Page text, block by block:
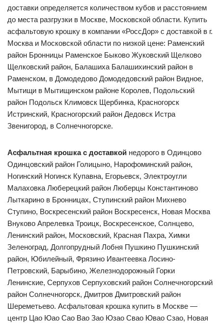
доставки определяется количеством кубов и расстоянием
до места разгрузки в Москве, Московской области. Купить
асфальтовую крошку в компании «РоссДор» с доставкой в г.
Москва и Московской области по низкой цене: Раменский
район Бронницы Раменское Быково Жуковский Щелково
Щелковский район, Балашиха Балашихинский район в
Раменском, в Домодедово Домодедовский район Видное,
Мытищи в Мытищинском районе Королев, Подольский
район Подольск Климовск Щербинка, Красногорск
Истринский, Красногорский район Дедовск Истра
Звенигород, в Солнечногорске.
Асфальтная крошка с доставкой недорого в Одинцово
Одинцовский район Голицыно, Нарофоминский район,
Ногинский Ногинск Купавна, Егорьевск, Электроугли
Малаховка Люберецкий район Люберцы Константиново
Лыткарино в Бронницах, Ступинский район Михнево
Ступино, Воскресенский район Воскресенск, Новая Москва
Внуково Апрелевка Троицк, Воскресенское, Солнцево,
Ленинский район, Московский, Красная Пахра, Химки
Зеленоград, Долгопрудный Лобня Пушкино Пушкинский
район, Юбилейный, Фрязино Ивантеевка Лосино-
Петровский, Барыбино, Железнодорожный Горки
Ленинские, Серпухов Серпуховский район Солнечногорский
район Солнечногорск, Дмитров Дмитровский район
Шереметьево. Асфальтовая крошка купить в Москве —
центр Цао Юао Сао Вао Зао Юзао Свао Ювао Сзао, Новая